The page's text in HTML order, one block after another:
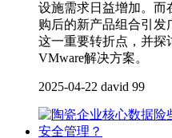
设施需求日益增加。而
购后的新产品组合引发
这一重要转折点，并探
VMware解决方案。
2025-04-22 david 99